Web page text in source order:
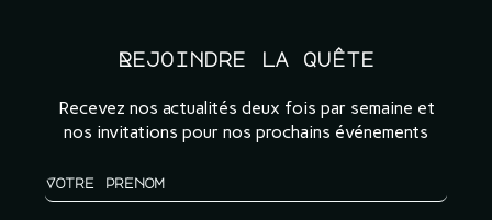
Rejoindre la quête
Recevez nos actualités deux fois par semaine et
nos invitations pour nos prochains événements